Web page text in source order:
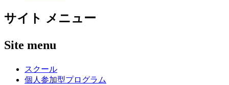
サイト メニュー
Site menu
スクール
個人参加型プログラム